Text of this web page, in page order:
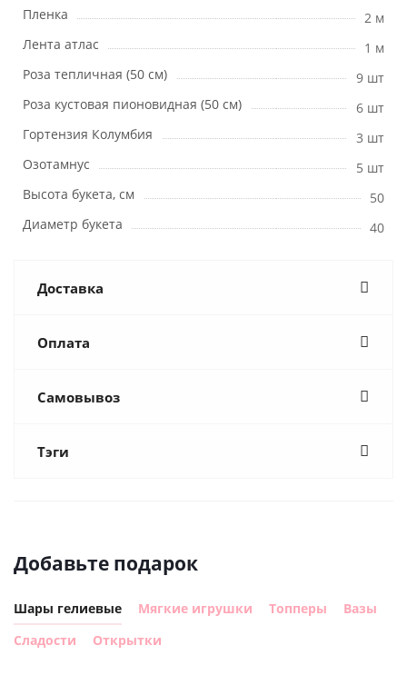
Пленка
2 м
Лента атлас
1 м
Роза тепличная (50 см)
9 шт
Роза кустовая пионовидная (50 см)
6 шт
Гортензия Колумбия
3 шт
Озотамнус
5 шт
Высота букета, см
50
Диаметр букета
40
Доставка
Оплата
Самовывоз
Тэги
Добавьте подарок
Шары гелиевые Мягкие игрушки Топперы
Вазы
Сладости
Открытки